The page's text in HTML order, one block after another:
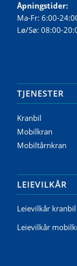
Åpningstider:
Ma-Fr: 6:00-
Lø/Sø: 08:00-
TJENESTER
Kranbil
Mobilkran
Mobiltårnkran
LEIEVILKÅR
Leievilkår kranbil
Leievilkår